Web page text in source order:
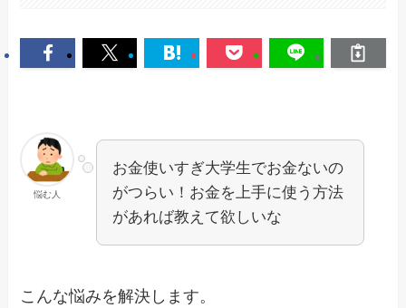
悩む人
お金使いすぎ大学生でお金ないの
がつらい！お金を上手に使う方法
があれば教えて欲しいな
こんな悩みを解決します。